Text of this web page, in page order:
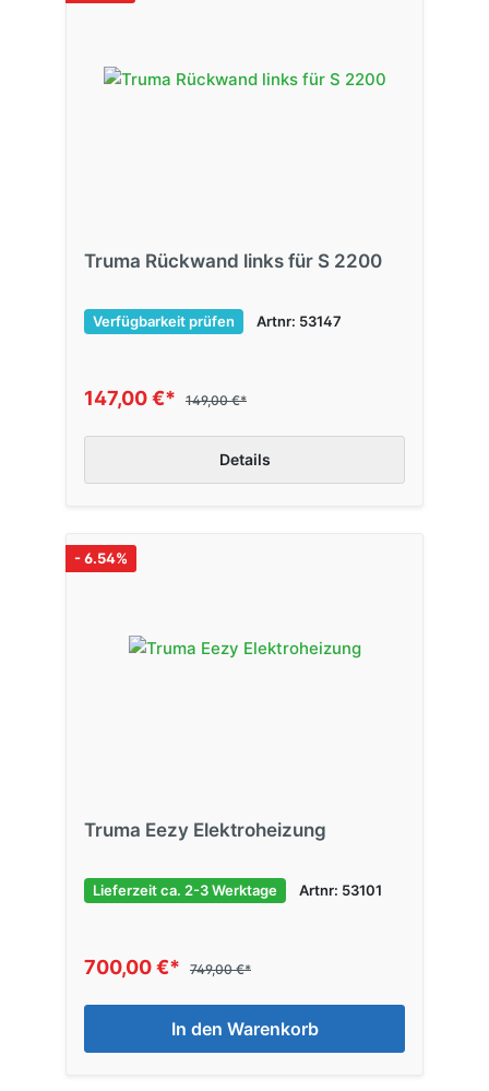
Truma Rückwand links für S 2200
Verfügbarkeit prüfen Artnr: 53147
147,00 €* 149,00 €*
Details
- 6.54%
Truma Eezy Elektroheizung
Lieferzeit ca. 2-3 Werktage Artnr: 53101
700,00 €* 749,00 €*
In den Warenkorb